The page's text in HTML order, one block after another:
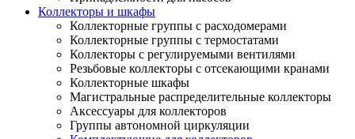
Коллекторы и шкафы
Коллекторные группы с расходомерами
Коллекторные группы с термостатами
Коллекторы с регулируемыми вентилями
Резьбовые коллекторы с отсекающими кранами
Коллекторные шкафы
Магистральные распределительные коллекторы
Аксессуары для коллекторов
Группы автономной циркуляции